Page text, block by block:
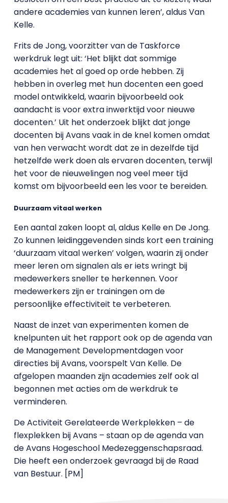
andere academies van kunnen leren’, aldus Van
Kelle.
Frits de Jong, voorzitter van de Taskforce
werkdruk legt uit: ‘Het blijkt dat sommige
academies het al goed op orde hebben. Zij
hebben in overleg met hun docenten een goed
model ontwikkeld, waarin bijvoorbeeld ook
aandacht is voor extra inwerktijd voor nieuwe
docenten.’ Uit het onderzoek blijkt dat jonge
docenten bij Avans vaak in de knel komen omdat
van hen verwacht wordt dat ze in dezelfde tijd
hetzelfde werk doen als ervaren docenten, terwijl
het voor de nieuwelingen nog veel meer tijd
komst om bijvoorbeeld een les voor te bereiden.
Duurzaam vitaal werken
Een aantal zaken loopt al, aldus Kelle en De Jong.
Zo kunnen leidinggevenden sinds kort een training
‘duurzaam vitaal werken’ volgen, waarin zij onder
meer leren om signalen als er iets wringt bij
medewerkers sneller te herkennen. Voor
medewerkers zijn er trainingen om de
persoonlijke effectiviteit te verbeteren.
Naast de inzet van experimenten komen de
knelpunten uit het rapport ook op de agenda van
de Management Developmentdagen voor
directies bij Avans, voorspelt Van Kelle. De
afgelopen maanden zijn academies zelf ook al
begonnen met acties om de werkdruk te
verminderen.
De Activiteit Gerelateerde Werkplekken – de
flexplekken bij Avans – staan op de agenda van
de Avans Hogeschool Medezeggenschapsraad.
Die heeft een onderzoek gevraagd bij de Raad
van Bestuur. [PM]